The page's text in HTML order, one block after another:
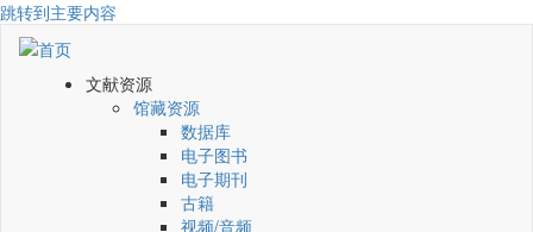
跳转到主要内容
文献资源
馆藏资源
数据库
电子图书
电子期刊
古籍
视频/音频